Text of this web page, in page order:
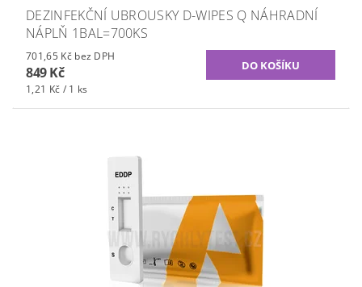
DEZINFEKČNÍ UBROUSKY D-WIPES Q NÁHRADNÍ
NÁPLŇ 1BAL=700KS
701,65 Kč bez DPH
849 Kč
1,21 Kč / 1 ks